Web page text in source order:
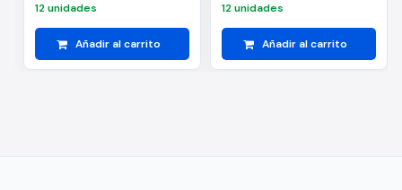
12 unidades
Añadir al carrito
12 unidades
Añadir al carrito